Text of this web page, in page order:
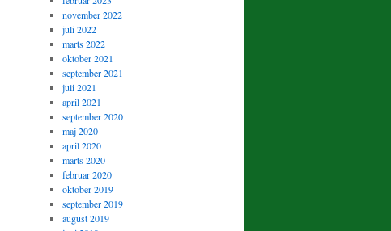
november 2022
juli 2022
marts 2022
oktober 2021
september 2021
juli 2021
april 2021
september 2020
maj 2020
april 2020
marts 2020
februar 2020
oktober 2019
september 2019
august 2019